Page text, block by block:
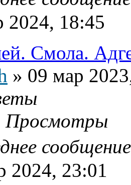
2024, 18:45
Смола.
» 09 мар
Просмотры
2024, 23:01